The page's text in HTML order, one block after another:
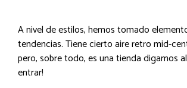
A nivel de estilos, hemos tomado
tendencias. Tiene cierto aire retro mid-
pero, sobre todo, es una tienda digamos
entrar!